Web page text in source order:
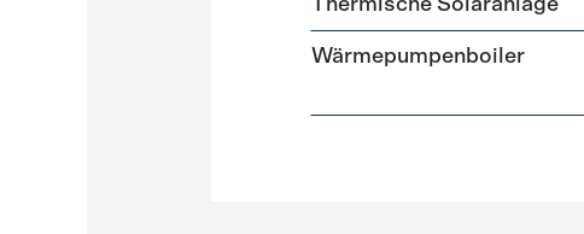
Thermische Solaranlage
Wärmepumpenboiler